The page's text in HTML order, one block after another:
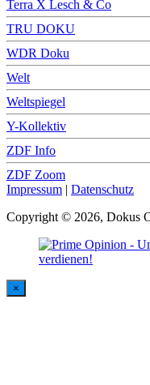
Terra X Lesch & Co
TRU DOKU
WDR Doku
Welt
Weltspiegel
Y-Kollektiv
ZDF Info
ZDF Zoom
Impressum | Datenschutz
Copyright © 2026, Dokus
×